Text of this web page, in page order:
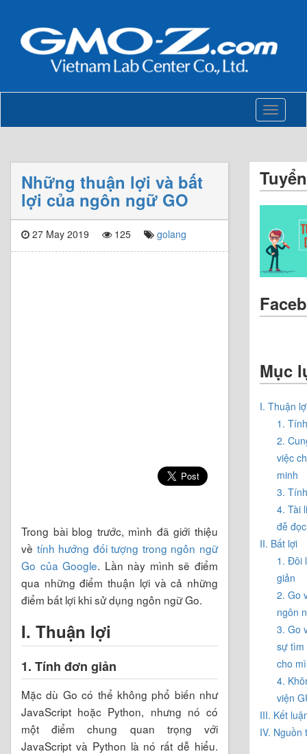
Toggle
Những thuận lợi và bất
lợi của ngôn ngữ GO
27 May 2019 125 golang
Trong bài blog trước, mình đã giới thiệu
về tính hướng đối tượng trong ngôn ngữ
Go của Google. Lần này mình sẽ điểm
qua những điểm thuận lợi và cả những
điểm bất lợi khi sử dụng ngôn ngữ Go.
I. Thuận lợi
1. Tính đơn giản
Mặc dù Go có thể không phổ biến như
JavaScript hoặc Python, nhưng nó có
một điểm chung quan trọng với
JavaScript và Python là nó rất dễ hiểu.
Mục
I. Thuận
1.
2.
việc
minh
3.
4. Tài
đễ đọc
II. Bất lợi
1. Đôi
giản
2. Go
ngôn
3. Go
sự tìm
cho
4.
viện
III. Kết
IV. Nguồn